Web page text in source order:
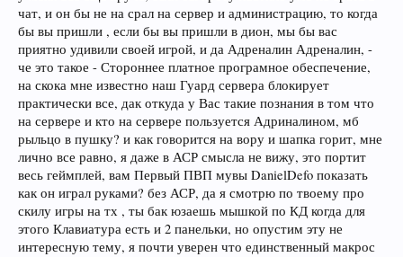
чат, и он бы не на срал на сервер и администрацию, то когда
бы вы пришли , если бы вы пришли в дион, мы бы вас
приятно удивили своей игрой, и да Адреналин Адреналин, -
че это такое - Стороннее платное програмное обеспечение,
на скока мне известно наш Гуард сервера блокирует
практически все, дак откуда у Вас такие познания в том что
на сервере и кто на сервере пользуется Адриналином, мб
рыльцо в пушку? и как говорится на вору и шапка горит, мне
лично все равно, я даже в АСР смысла не вижу, это портит
весь геймплей, вам Первый ПВП мувы DanielDefo показать
как он играл руками? без АСР, да я смотрю по твоему про
скилу игры на тх , ты бак юзаешь мышкой по КД когда для
этого Клавиатура есть и 2 панельки, но опустим эту не
интересную тему, я почти уверен что единственный макрос